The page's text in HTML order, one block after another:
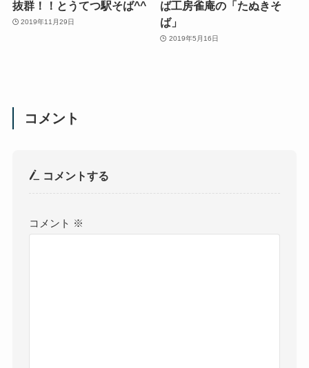
抜群！！とうてつ駅そば^^
2019年11月29日
ば工房雀庵の「たぬきそ
ば」
2019年5月16日
コメント
コメントする
コメント ※